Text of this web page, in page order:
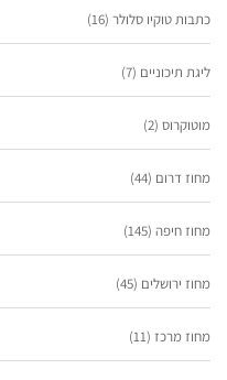
כתבות טוקיו סלולר (16)
ליגת תיכוניים (7)
מוטוקרוס (2)
מחוז דרום (44)
מחוז חיפה (145)
מחוז ירושלים (45)
מחוז מרכז (11)